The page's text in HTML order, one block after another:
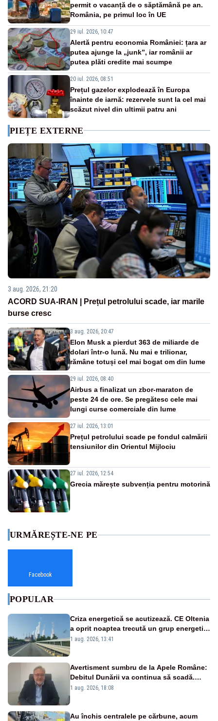
permit o vacanță de o săptămână pe an.
România, pe primul loc în UE
29 iul. 2026, 10:47
Alertă pentru economia României: țara ar
putea ajunge la „junk”, iar românii ar
putea plăti credite mai scumpe
20 iul. 2026, 08:51
Prețul gazelor explodează în Europa
înainte de iarnă: rezervele sunt la cel mai
scăzut nivel din ultimii patru ani
PIEȚE EXTERNE
3 aug. 2026, 21:20
ACORD SUA-IRAN | Prețul petrolului scade, iar marile
burse cresc
3 aug. 2026, 20:47
Elon Musk a pierdut 363 de miliarde de
dolari într-o lună. Nu mai e trilionar,
rămâne totuși cel mai bogat om din lume
29 iul. 2026, 08:40
Airbus a finalizat un zbor-maraton de
peste 24 de ore. Se pregătesc cele mai
lungi curse comerciale din lume
27 iul. 2026, 13:01
Prețul petrolului scade pe fondul calmării
tensiunilor din Orientul Mijlociu
27 iul. 2026, 12:54
Grecia mărește subvenția pentru motorină
URMĂREȘTE-NE PE
Facebook
POPULAR
Criza energetică se acutizează. CE Oltenia
a oprit noaptea trecută un grup energetic
de la Rovinari
1 aug. 2026, 13:41
Avertisment sumbru de la Apele Române:
Debitul Dunării va continua să scadă.
Cernavodă s-ar putea închide în 4 zile
1 aug. 2026, 18:08
Au închis centralele pe cărbune, acum